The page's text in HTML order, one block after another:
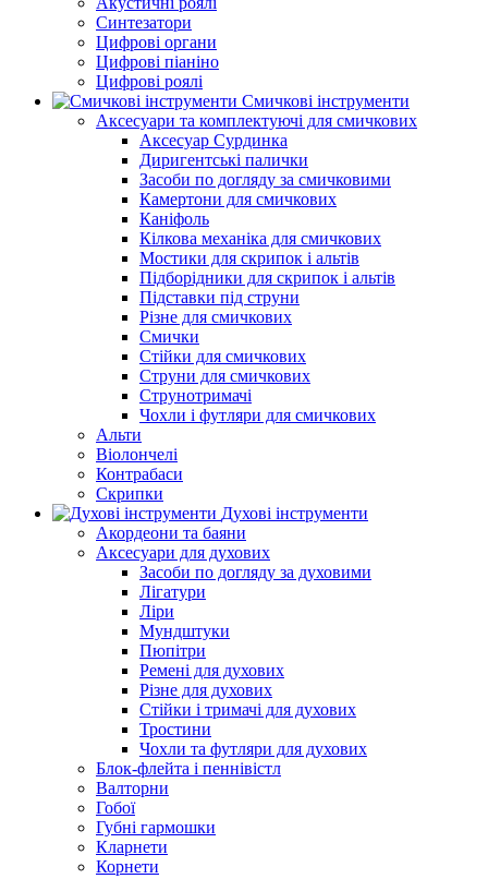
Синтезатори
Цифрові органи
Цифрові піаніно
Цифрові роялі
Смичкові інструменти
Аксесуари та комплектуючі для смичкових
Аксесуар Сурдинка
Диригентські палички
Засоби по догляду за смичковими
Камертони для смичкових
Каніфоль
Кілкова механіка для смичкових
Мостики для скрипок і альтів
Підборiдники для скрипок і альтів
Підставки під струни
Різне для смичкових
Смички
Стійки для смичкових
Струни для смичкових
Струнотримачі
Чохли і футляри для смичкових
Альти
Віолончелі
Контрабаси
Скрипки
Духові інструменти
Акордеони та баяни
Аксесуари для духових
Засоби по догляду за духовими
Лігатури
Ліри
Мундштуки
Пюпітри
Ремені для духових
Різне для духових
Стійки і тримачі для духових
Тростини
Чохли та футляри для духових
Блок-флейта і пеннівістл
Валторни
Гобої
Губні гармошки
Кларнети
Корнети